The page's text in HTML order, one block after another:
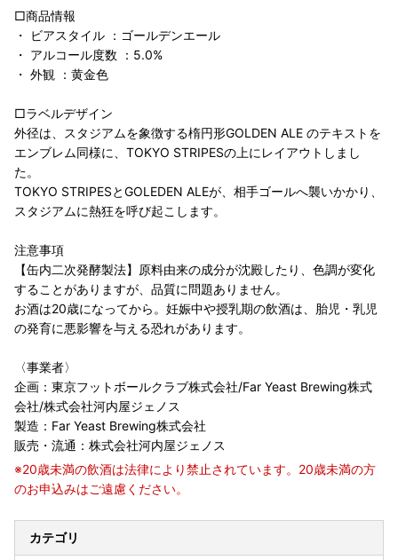
□商品情報
・ ビアスタイル ：ゴールデンエール
・ アルコール度数 ：5.0%
・ 外観 ：黄金色
□ラベルデザイン
外径は、スタジアムを象徴する楕円形GOLDEN ALE のテキストを
エンブレム同様に、TOKYO STRIPESの上にレイアウトしまし
た。
TOKYO STRIPESとGOLEDEN ALEが、相手ゴールへ襲いかかり、
スタジアムに熱狂を呼び起こします。
注意事項
【缶内二次発酵製法】原料由来の成分が沈殿したり、色調が変化
することがありますが、品質に問題ありません。
お酒は20歳になってから。妊娠中や授乳期の飲酒は、胎児・乳児
の発育に悪影響を与える恐れがあります。
〈事業者〉
企画：東京フットボールクラブ株式会社/Far Yeast Brewing株式
会社/株式会社河内屋ジェノス
製造：Far Yeast Brewing株式会社
販売・流通：株式会社河内屋ジェノス
※20歳未満の飲酒は法律により禁止されています。20歳未満の方
のお申込みはご遠慮ください。
カテゴリ